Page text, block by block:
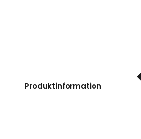
Produktinformation